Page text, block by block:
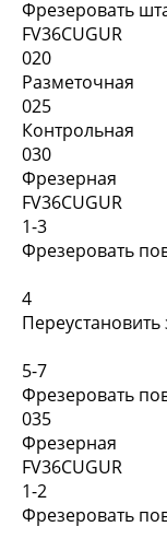
Фрезеровать
FV36CUGUR
020
Разметочная
025
Контрольная
030
Фрезерная
FV36CUGUR
1-3
Фрезеровать
4
Переустановить
5-7
Фрезеровать
035
Фрезерная
FV36CUGUR
1-2
Фрезеровать